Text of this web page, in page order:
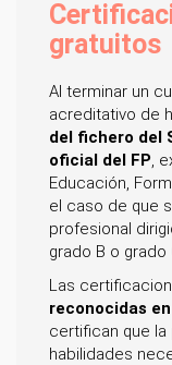
gratuitos
Al terminar un
acreditativo de
del fichero del
oficial del FP,
Educación,
el caso de que
profesional
grado B o grado
Las
reconocidas
certifican que
habilidades